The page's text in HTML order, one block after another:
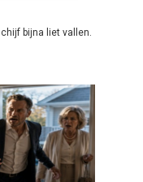
bijna liet vallen.